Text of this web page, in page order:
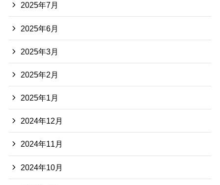
2025年7月
2025年6月
2025年3月
2025年2月
2025年1月
2024年12月
2024年11月
2024年10月